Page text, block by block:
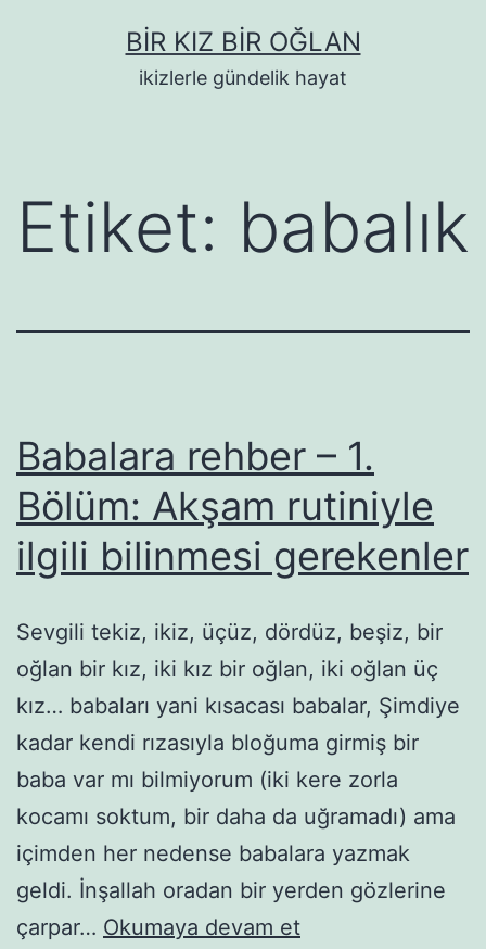
BIR KIZ BIR OĞLAN
ikizlerle gündelik hayat
Etiket: babalık
Babalara rehber – 1.
Bölüm: Akşam rutiniyle
ilgili bilinmesi gerekenler
Sevgili tekiz, ikiz, üçüz, dördüz, beşiz, bir
oğlan bir kız, iki kız bir oğlan, iki oğlan üç
kız… babaları yani kısacası babalar, Şimdiye
kadar kendi rızasıyla bloğuma girmiş bir
baba var mı bilmiyorum (iki kere zorla
kocamı soktum, bir daha da uğramadı) ama
içimden her nedense babalara yazmak
geldi. İnşallah oradan bir yerden gözlerine
çarpar… Okumaya devam etBabalara